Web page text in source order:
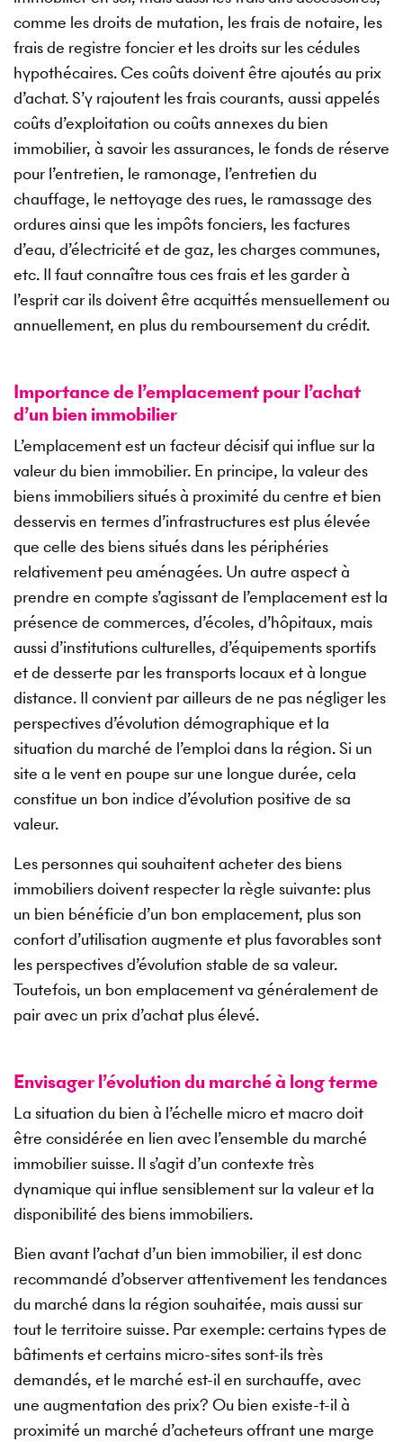
comme les droits de mutation, les frais de notaire, les
frais de registre foncier et les droits sur les cédules
hypothécaires. Ces coûts doivent être ajoutés au prix
d’achat. S’y rajoutent les frais courants, aussi appelés
coûts d’exploitation ou coûts annexes du bien
immobilier, à savoir les assurances, le fonds de réserve
pour l’entretien, le ramonage, l’entretien du
chauffage, le nettoyage des rues, le ramassage des
ordures ainsi que les impôts fonciers, les factures
d’eau, d’électricité et de gaz, les charges communes,
etc. Il faut connaître tous ces frais et les garder à
l’esprit car ils doivent être acquittés mensuellement ou
annuellement, en plus du remboursement du crédit.
Importance de l’emplacement pour l’achat
d’un bien immobilier
L’emplacement est un facteur décisif qui influe sur la
valeur du bien immobilier. En principe, la valeur des
biens immobiliers situés à proximité du centre et bien
desservis en termes d’infrastructures est plus élevée
que celle des biens situés dans les périphéries
relativement peu aménagées. Un autre aspect à
prendre en compte s’agissant de l’emplacement est la
présence de commerces, d’écoles, d’hôpitaux, mais
aussi d’institutions culturelles, d’équipements sportifs
et de desserte par les transports locaux et à longue
distance. Il convient par ailleurs de ne pas négliger les
perspectives d’évolution démographique et la
situation du marché de l’emploi dans la région. Si un
site a le vent en poupe sur une longue durée, cela
constitue un bon indice d’évolution positive de sa
valeur.
Les personnes qui souhaitent acheter des biens
immobiliers doivent respecter la règle suivante: plus
un bien bénéficie d’un bon emplacement, plus son
confort d’utilisation augmente et plus favorables sont
les perspectives d’évolution stable de sa valeur.
Toutefois, un bon emplacement va généralement de
pair avec un prix d’achat plus élevé.
Envisager l’évolution du marché à long terme
La situation du bien à l’échelle micro et macro doit
être considérée en lien avec l’ensemble du marché
immobilier suisse. Il s’agit d’un contexte très
dynamique qui influe sensiblement sur la valeur et la
disponibilité des biens immobiliers.
Bien avant l’achat d’un bien immobilier, il est donc
recommandé d’observer attentivement les tendances
du marché dans la région souhaitée, mais aussi sur
tout le territoire suisse. Par exemple: certains types de
bâtiments et certains micro-sites sont-ils très
demandés, et le marché est-il en surchauffe, avec
une augmentation des prix? Ou bien existe-t-il à
proximité un marché d’acheteurs offrant une marge